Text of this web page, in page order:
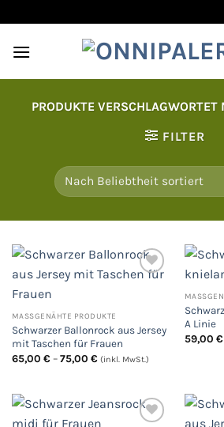
Inhalt
springen
PRODUKTE
FILTER
MASSGENÄHTE PRODUKTE
Schwarzer Ballonrock aus Jersey
mit Taschen für Frauen
65,00 € – 75,00 €Preisspanne:
(inkl. MwSt.)
A Linie
59,00 €